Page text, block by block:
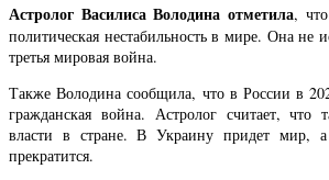
Астролог Василиса Володина отметила,
политическая нестабильность в мире. Она не
третья мировая война.
Также Володина сообщила, что в России в
гражданская война. Астролог считает, что
власти в стране. В Украину придет мир,
прекратится.